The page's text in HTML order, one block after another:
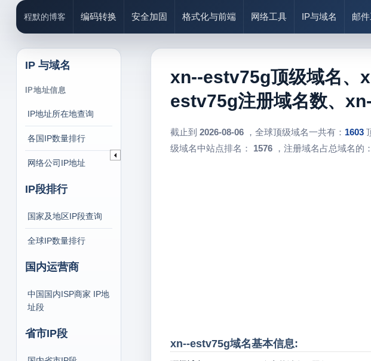
程默的博客 编码转换 安全加固 格式化与前端 网络工具 IP与域名 邮
IP 与域名
IP地址信息
IP地址所在地查询
各国IP数量排行
网络公司IP地址
IP段排行
国家及地区IP段查询
全球IP数量排行
国内运营商
中国国内ISP商家 IP地
址段
省市IP段
xn--estv75g顶级域名、
estv75g注册域名数、
截止到 2026-08-06，全球顶级域名一共有： 1603
级域名中站点排名： 1576，注册域名占总域名的
xn--estv75g域名基本信息: